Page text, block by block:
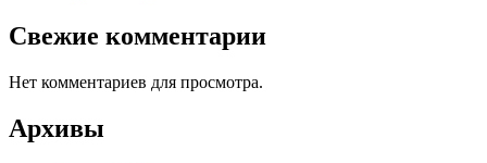
Свежие комментарии
Нет комментариев для просмотра.
Архивы